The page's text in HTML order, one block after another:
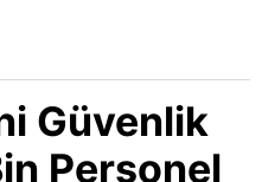
Güvenlik
Personel